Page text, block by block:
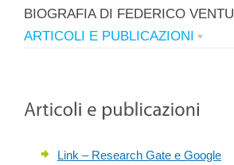
BIOGRAFIA DI FEDERICO
ARTICOLI E PUBLICAZIONI
Link – Research Gate e Google